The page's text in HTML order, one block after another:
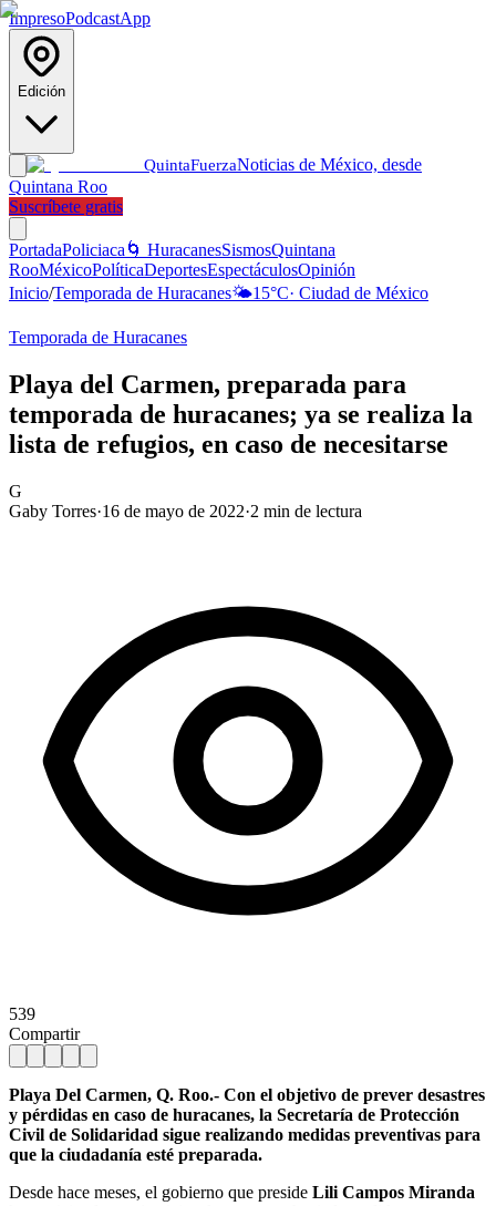
ImpresoPodcastApp
Edición
QuintaFuerzaNoticias de México, desde
Quintana Roo
Suscríbete gratis
PortadaPoliciaca 🌀 HuracanesSismosQuintana
RooMéxicoPolíticaDeportesEspectáculosOpinión
Inicio/Temporada de Huracanes🌤️15°C· Ciudad de México
Temporada de Huracanes
Playa del Carmen, preparada para
temporada de huracanes; ya se realiza la
lista de refugios, en caso de necesitarse
G
Gaby Torres·16 de mayo de 2022·2 min de lectura
539
Compartir
Playa Del Carmen, Q. Roo.- Con el objetivo de prever desastres
y pérdidas en caso de huracanes, la Secretaría de Protección
Civil de Solidaridad sigue realizando medidas preventivas para
que la ciudadanía esté preparada.
Desde hace meses, el gobierno que preside Lili Campos Miranda